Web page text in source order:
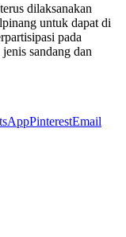
dilaksanakan
untuk dapat di
pada
sandang dan
PinterestEmail